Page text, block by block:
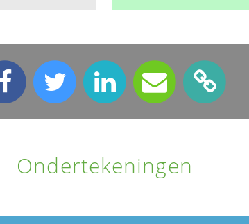
Ondertekeningen